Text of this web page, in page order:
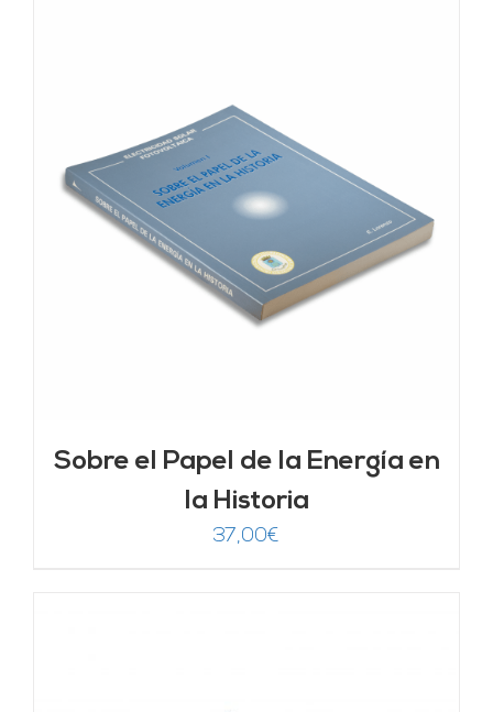
Sobre el Papel de la Energía en
la Historia
37,00€